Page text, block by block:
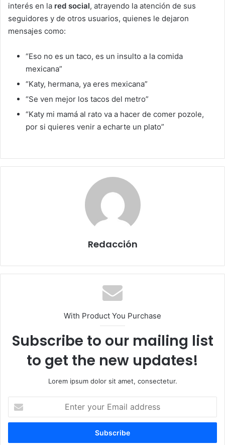
interés en la red social, atrayendo la atención de sus
seguidores y de otros usuarios, quienes le dejaron
mensajes como:
“Eso no es un taco, es un insulto a la comida
mexicana”
“Katy, hermana, ya eres mexicana”
“Se ven mejor los tacos del metro”
“Katy mi mamá al rato va a hacer de comer pozole,
por si quieres venir a echarte un plato”
Redacción
With Product You Purchase
Subscribe to our mailing list
to get the new updates!
Lorem ipsum dolor sit amet, consectetur.
t